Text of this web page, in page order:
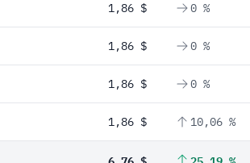
1,86 $ 0 %
1,86 $ 0 %
1,86 $ 0 %
1,86 $ 10,06 %